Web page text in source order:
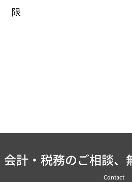
限
会計・税務のご相談、
Contact